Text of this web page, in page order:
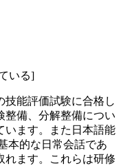
いる]
技能評価試験に合格し
整備、分解整備につい
います。また日本語能
本的な日常会話であ
れます。これらは研修